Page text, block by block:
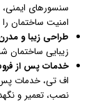
سنسورهای
امنیت ساختمان
طراحی زیبا و
زیبایی ساختمان
خدمات پس از
اف تی، خدمات پس
نصب، تعمیر و